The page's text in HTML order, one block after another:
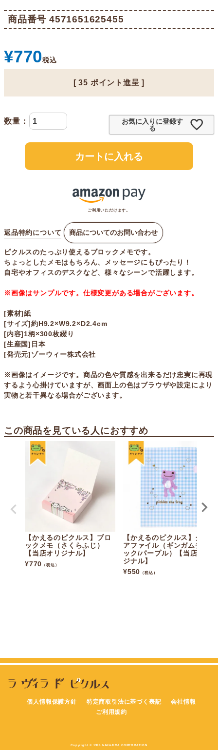
商品番号 4571651625455
¥770税込
[ 35 ポイント進呈 ]
お気に入りに登録す
る
カートに入れる
ご利用いただけます。
返品特約について 商品についてのお問い合わせ
ピクルスのたっぷり使えるブロックメモです。
ちょっとしたメモはもちろん、メッセージにもぴったり！
自宅やオフィスのデスクなど、様々なシーンで活躍します。
※画像はサンプルです。仕様変更がある場合がございます。
[素材]紙
[サイズ]約H9.2×W9.2×D2.4cm
[内容]1柄×300枚綴り
[生産国]日本
[発売元]ゾーウィー株式会社
※画像はイメージです。商品の色や質感を出来るだけ忠実に再現
するよう心掛けていますが、画面上の色はブラウザや設定により
実物と若干異なる場合がございます。
この商品を見ている人におすすめ
【かえるのピクルス】ブロ
ックメモ（さくらふじ）
【当店オリジナル】
¥770 （税込）
【かえるのピクルス】クリ
アファイル（ギンガムチェ
ック/パープル）【当店オリ
ジナル】
¥550 （税込）
個人情報保護方針 特定商取引法に基づく表記
会社情報
ご利用規約
Copyright © 1994 NAKAJIMA CORPORATION